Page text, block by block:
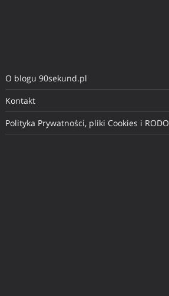
O blogu 90sekund.pl
Kontakt
Polityka Prywatności, pliki Cookies i RODO